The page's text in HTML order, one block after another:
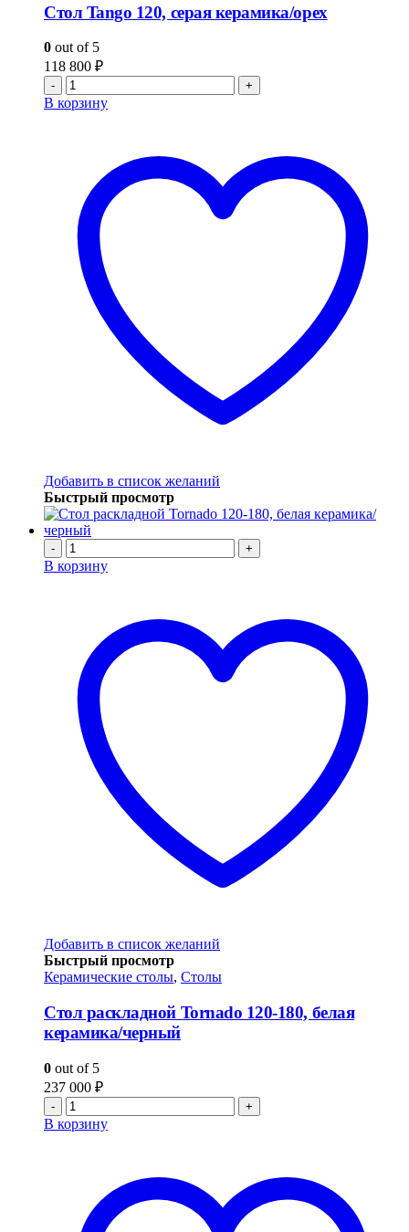
Стол Tango 120, серая керамика/орех
0 out of 5
118 800 ₽
- +
В корзину
Добавить в список желаний
Быстрый просмотр
- +
В корзину
Добавить в список желаний
Быстрый просмотр
Керамические столы, Столы
Стол раскладной Tornado 120-180, белая
керамика/черный
0 out of 5
237 000 ₽
- +
В корзину